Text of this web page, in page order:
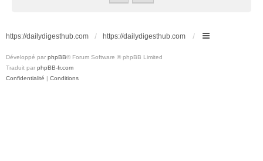
https://dailydigesthub.com https://dailydigesthub.com
Développé par phpBB® Forum Software © phpBB Limited
Traduit par phpBB-fr.com
Confidentialité | Conditions